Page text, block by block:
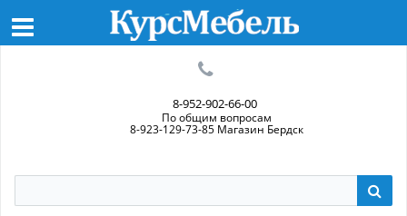
8-952-902-66-00
По общим вопросам
8-923-129-73-85 Магазин Бердск